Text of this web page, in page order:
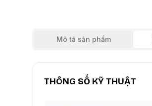
Mô tả sản phẩm
THÔNG SỐ KỸ THUẬT